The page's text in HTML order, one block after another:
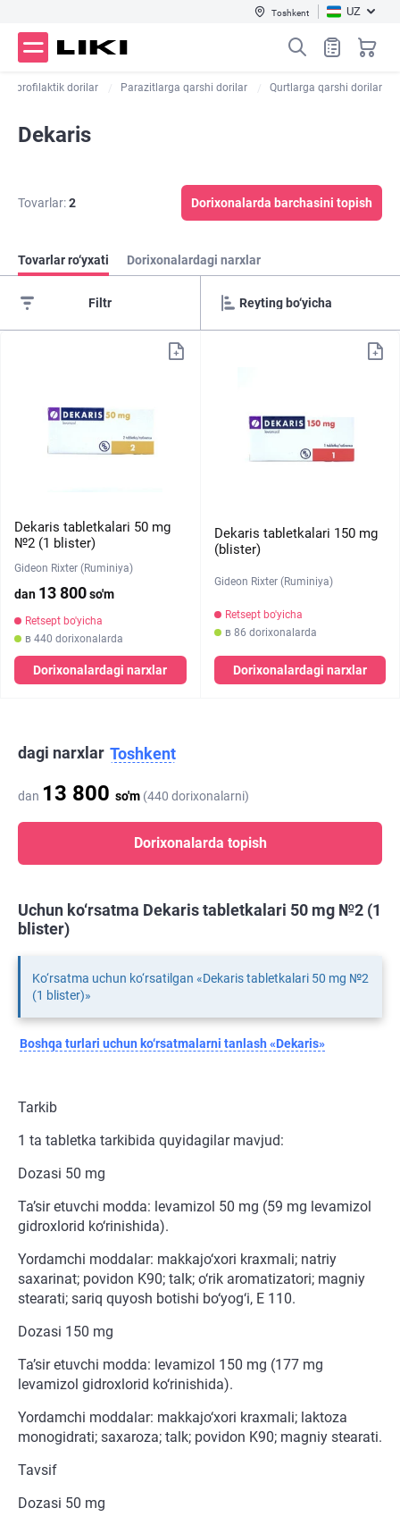
Toshkent UZ
profilaktik dorilar Parazitlarga qarshi dorilar Qurtlarga qarshi dorilar
Dekaris
Tovarlar:2 Dorixonalarda barchasini topish
Tovarlar ro‘yxati Dorixonalardagi narxlar
Filtr
Dekaris tabletkalari 50 mg
№2 (1 blister)
Gideon Rixter (Ruminiya)
dan 13 800so'm
Retsept bo'yicha
в 440 dorixonalarda
Dorixonalardagi narxlar
Dekaris tabletkalari 150 mg
(blister)
Gideon Rixter (Ruminiya)
Retsept bo'yicha
в 86 dorixonalarda
Dorixonalardagi narxlar
dagi narxlar Toshkent
dan 13 800 so'm (440 dorixonalarni)
Dorixonalarda topish
Uchun ko‘rsatma Dekaris tabletkalari 50 mg №2 (1
blister)
Ko‘rsatma uchun ko‘rsatilgan «Dekaris tabletkalari 50 mg №2
(1 blister)»
Boshqa turlari uchun ko‘rsatmalarni tanlash «Dekaris»
Tarkib
1 ta tabletka tarkibida quyidagilar mavjud:
Dozasi 50 mg
Ta’sir etuvchi modda: levamizol 50 mg (59 mg levamizol
gidroxlorid ko‘rinishida).
Yordamchi moddalar: makkajo‘xori kraxmali; natriy
saxarinat; povidon K90; talk; o‘rik aromatizatori; magniy
stearati; sariq quyosh botishi bo‘yog‘i, E 110.
Dozasi 150 mg
Ta’sir etuvchi modda: levamizol 150 mg (177 mg
levamizol gidroxlorid ko‘rinishida).
Yordamchi moddalar: makkajo‘xori kraxmali; laktoza
monogidrati; saxaroza; talk; povidon K90; magniy stearati.
Tavsif
Dozasi 50 mg